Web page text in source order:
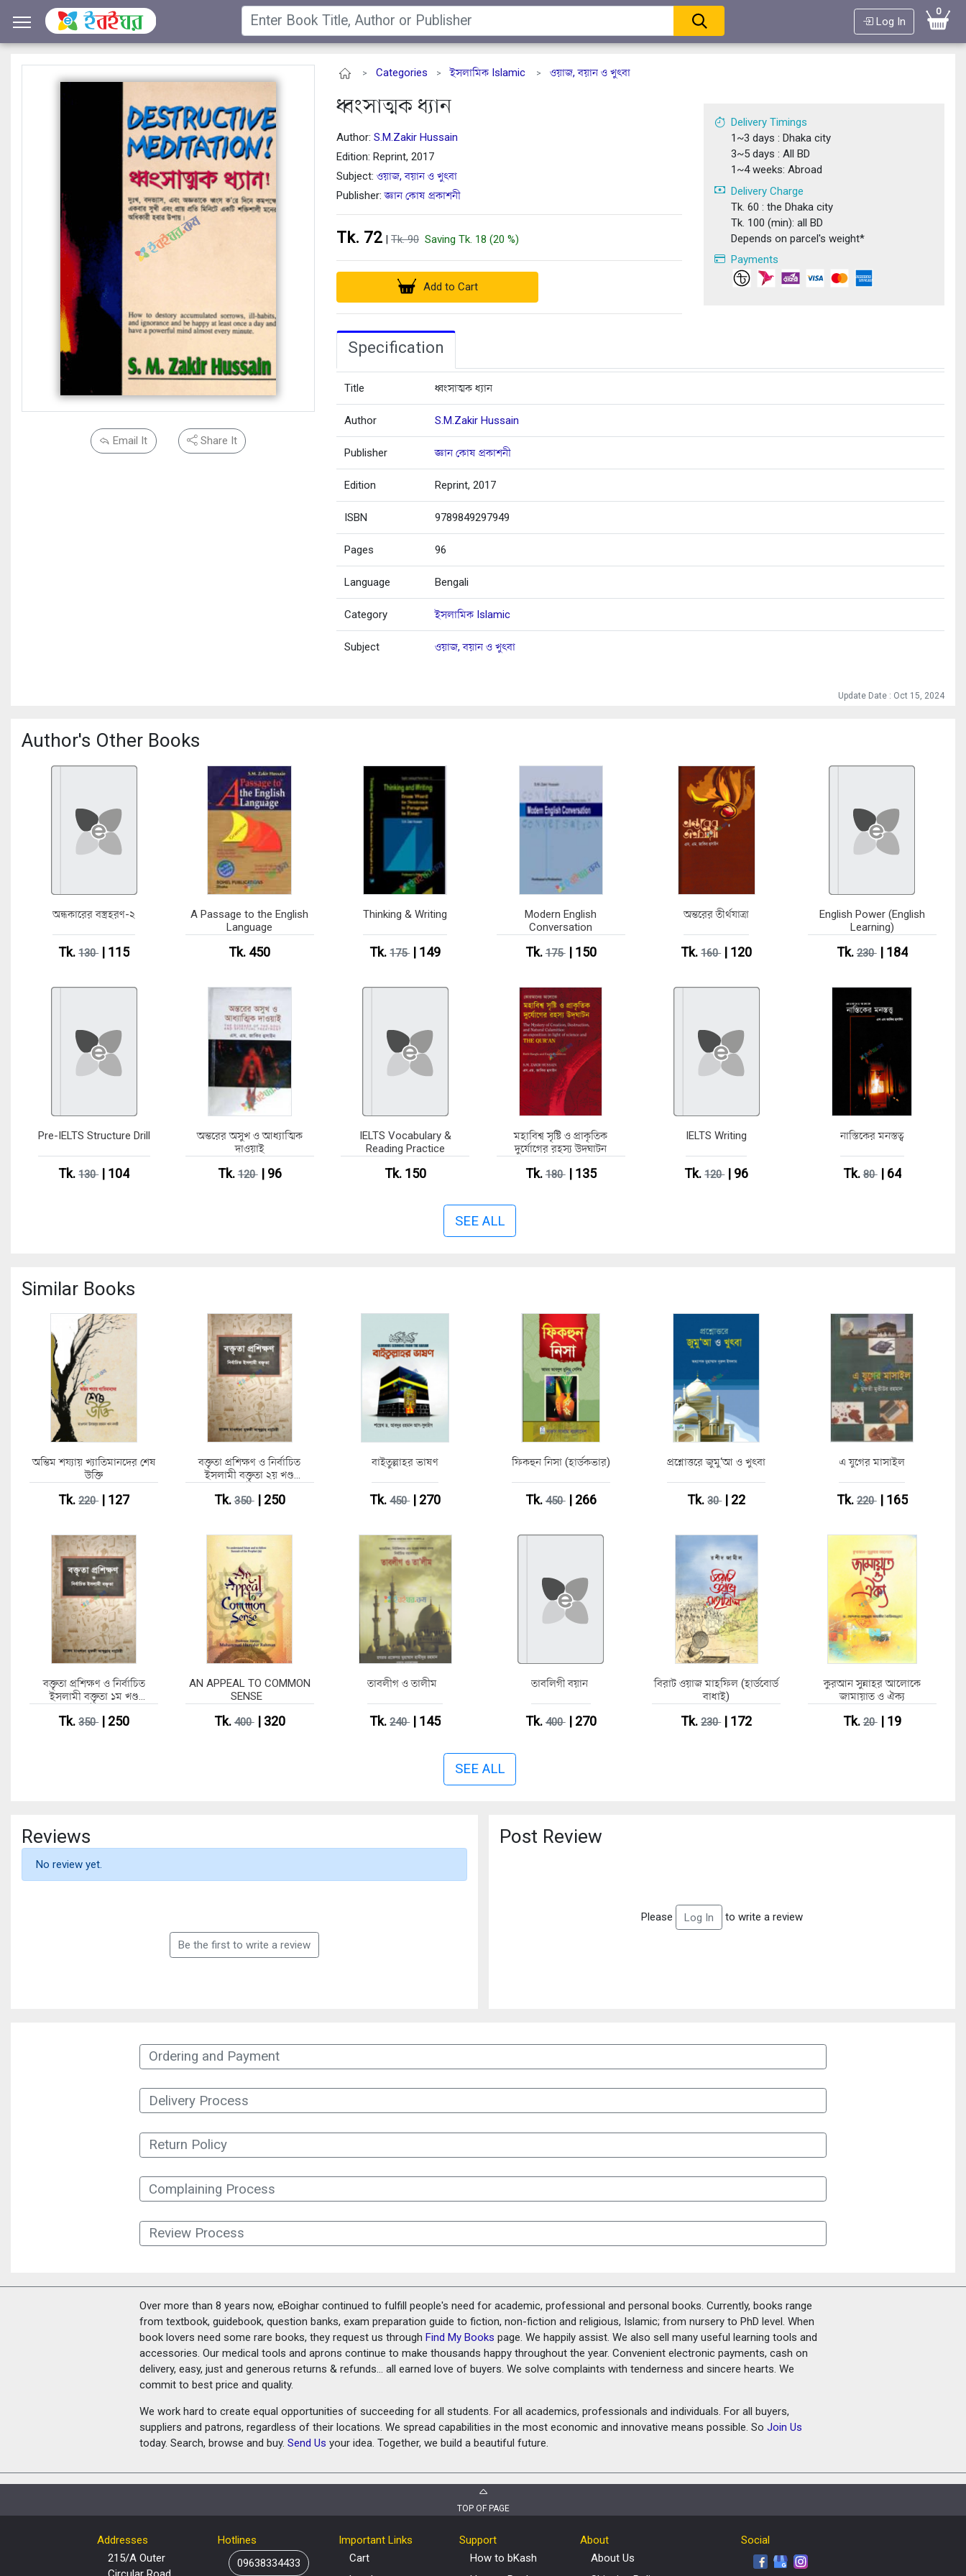
Log In
0
Email It Share It
> Categories >ইসলামিক Islamic > ওয়াজ, বয়ান ও খুৎবা
ধ্বংসাত্মক ধ্যান
Author: S.M.Zakir Hussain
Edition: Reprint, 2017
Subject: ওয়াজ, বয়ান ও খুৎবা
Publisher:জ্ঞান কোষ প্রকাশনী
Tk. 72 | Tk. 90 Saving Tk. 18 (20 %)
Add to Cart
Delivery Timings
1~3 days : Dhaka city
3~5 days : All BD
1~4 weeks: Abroad
Delivery Charge
Tk. 60 : the Dhaka city
Tk. 100 (min): all BD
Depends on parcel's weight*
Payments
Specification
Title ধ্বংসাত্মক ধ্যান
Author S.M.Zakir Hussain
Publisher জ্ঞান কোষ প্রকাশনী
Edition Reprint, 2017
ISBN 9789849297949
Pages 96
Language Bengali
Category ইসলামিক Islamic
Subject ওয়াজ, বয়ান ও খুৎবা
Update Date : Oct 15, 2024
Author's Other Books
অন্ধকারের বস্ত্রহরণ-২
Tk.130| 115
A Passage to the English
Language
Tk. 450
Thinking & Writing
Tk.175| 149
Modern English
Conversation
Tk.175| 150
অন্তরের তীর্থযাত্রা
Tk.160| 120
English Power (English
Learning)
Tk.230| 184
Pre-IELTS Structure Drill
Tk.130| 104
অন্তরের অসুখ ও আধ্যাত্মিক
দাওয়াই
Tk.120| 96
IELTS Vocabulary &
Reading Practice
Tk. 150
মহাবিশ্ব সৃষ্টি ও প্রাকৃতিক
দুর্যোগের রহস্য উদঘাটন
Tk.180| 135
IELTS Writing
Tk.120| 96
নাস্তিকের মনস্তত্ব
Tk.80| 64
SEE ALL
Similar Books
অন্তিম শয্যায় খ্যাতিমানদের শেষ
উক্তি
Tk.220| 127
বক্তৃতা প্রশিক্ষণ ও নির্বাচিত
ইসলামী বক্তৃতা ২য় খণ্ড
Tk.350| 250
বাইতুল্লাহর ভাষণ
Tk.450| 270
ফিকহুন নিসা (হার্ডকভার)
Tk.450| 266
প্রশ্নোত্তরে জুমু‘আ ও খুৎবা
Tk.30| 22
এ যুগের মাসাইল
Tk.220| 165
বক্তৃতা প্রশিক্ষণ ও নির্বাচিত
ইসলামী বক্তৃতা ১ম খণ্ড
Tk.350| 250
AN APPEAL TO COMMON
SENSE
Tk.400| 320
তাবলীগ ও তালীম
Tk.240| 145
তাবলিগী বয়ান
Tk.400| 270
বিরাট ওয়াজ মাহফিল (হার্ডবোর্ড
বাধাই)
Tk.230| 172
কুরআন সুন্নাহর আলোকে
জামায়াত ও ঐক্য
Tk.20| 19
SEE ALL
Reviews
No review yet.
Be the first to write a review
Post Review
Please Log In to write a review
Ordering and Payment
Delivery Process
Return Policy
Complaining Process
Review Process
Over more than 8 years now, eBoighar continued to fulfill people's need for academic, professional and personal books. Currently, books range
from textbook, guidebook, question banks, exam preparation guide to fiction, non-fiction and religious, Islamic; from nursery to PhD level. When
book lovers need some rare books, they request us throughFind My Books page. We happily assist. We also sell many useful learning tools and
accessories. Our medical tools and aprons continue to make thousands happy throughout the year. Convenient electronic payments, cash on
delivery, easy, just and generous returns & refunds... all earned love of buyers. We solve complaints with tenderness and sincere hearts. We
commit to best price and quality.
We work hard to create equal opportunities of succeeding for all students. For all academics, professionals and individuals. For all buyers,
suppliers and patrons, regardless of their locations. We spread capabilities in the most economic and innovative means possible. SoJoin Us
today. Search, browse and buy.Send Us your idea. Together, we build a beautiful future.
TOP OF PAGE
Addresses
215/A Outer
Hotlines
09638334433
Important Links
Cart
Support
How to bKash
About
About Us
Social